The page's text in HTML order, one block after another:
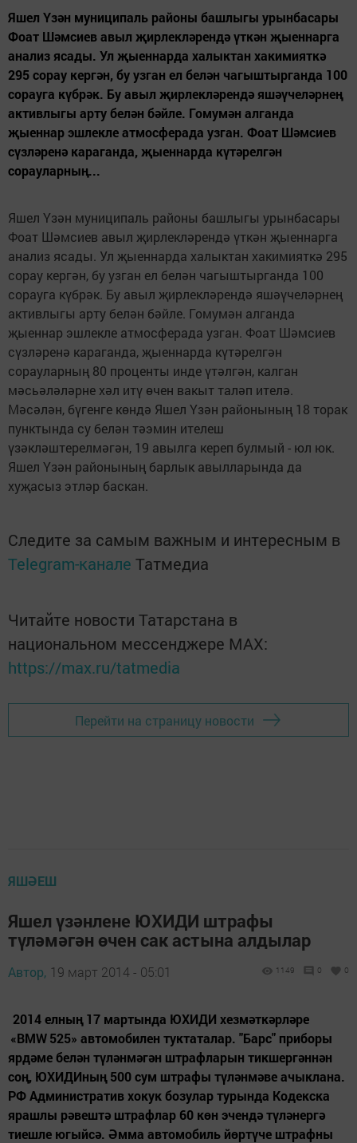
Яшел Үзән муниципаль районы башлыгы урынбасары
Фоат Шәмсиев авыл җирлекләрендә үткән җыеннарга
анализ ясады. Ул җыеннарда халыктан хакимияткә
295 сорау кергән, бу узган ел белән чагыштырганда 100
сорауга күбрәк. Бу авыл җирлекләрендә яшәүчеләрнең
активлыгы арту белән бәйле. Гомумән алганда
җыеннар эшлекле атмосферада узган. Фоат Шәмсиев
сүзләренә караганда, җыеннарда күтәрелгән
сорауларның...
Яшел Үзән муниципаль районы башлыгы урынбасары
Фоат Шәмсиев авыл җирлекләрендә үткән җыеннарга
анализ ясады. Ул җыеннарда халыктан хакимияткә 295
сорау кергән, бу узган ел белән чагыштырганда 100
сорауга күбрәк. Бу авыл җирлекләрендә яшәүчеләрнең
активлыгы арту белән бәйле. Гомумән алганда
җыеннар эшлекле атмосферада узган. Фоат Шәмсиев
сүзләренә караганда, җыеннарда күтәрелгән
сорауларның 80 проценты инде үтәлгән, калган
мәсьәләләрне хәл итү өчен вакыт таләп ителә.
Мәсәлән, бүгенге көндә Яшел Үзән районының 18 торак
пунктында су белән тәэмин ителеш
үзәкләштерелмәгән, 19 авылга кереп булмый - юл юк.
Яшел Үзән районының барлык авылларында да
хуҗасыз этләр баскан.
Следите за самым важным и интересным в
Telegram-канале Татмедиа
Читайте новости Татарстана в
национальном мессенджере MАХ:
https://max.ru/tatmedia
Перейти на страницу новости
ЯШӘЕШ
Яшел үзәнлене ЮХИДИ штрафы
түләмәгән өчен сак астына алдылар
Автор, 19 март 2014 - 05:01 1149 0 0
2014 елның 17 мартында ЮХИДИ хезмәткәрләре
«BMW 525» автомобилен туктаталар. "Барс" приборы
ярдәме белән түләнмәгән штрафларын тикшергәннән
соң, ЮХИДИның 500 сум штрафы түләнмәве ачыклана.
РФ Административ хокук бозулар турында Кодекска
ярашлы рәвештә штрафлар 60 көн эчендә түләнергә
тиешле югыйсә. Әмма автомобиль йөртүче штрафны